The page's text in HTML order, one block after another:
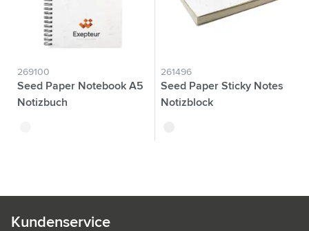
269100
Seed Paper Notebook A5
Notizbuch
261496
Seed Paper Sticky Notes
Notizblock
Kundenservice